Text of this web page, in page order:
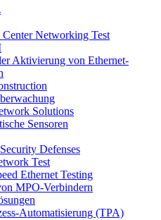
Networking Test
Aktivierung von Ethernet-
Solutions
Sensoren
Defenses
Test
Ethernet Testing
MPO-Verbindern
Automatisierung (TPA)